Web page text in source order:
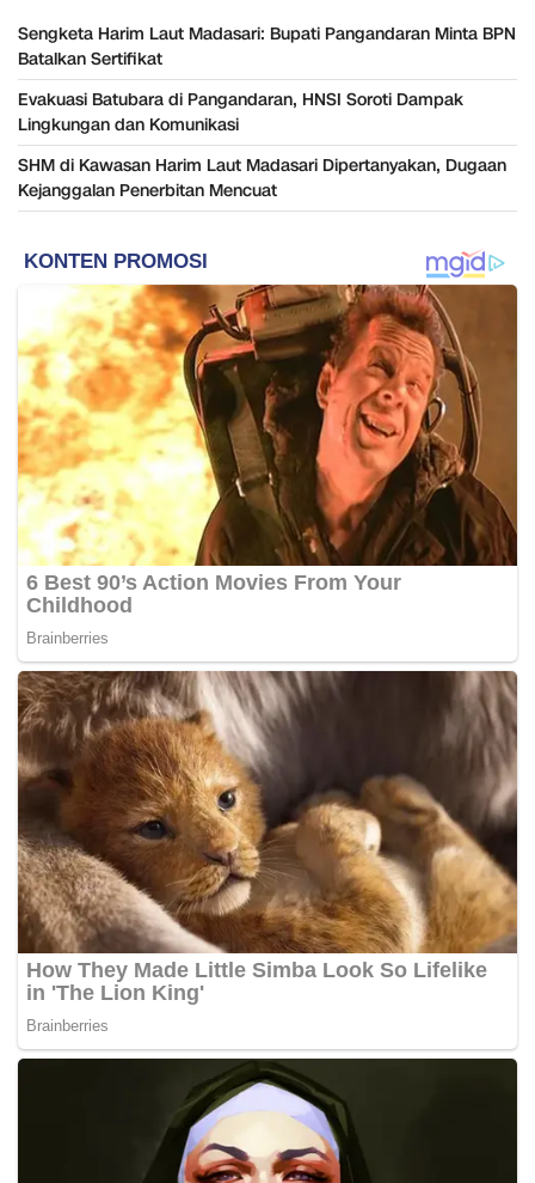
Sengketa Harim Laut Madasari: Bupati Pangandaran Minta BPN
Batalkan Sertifikat
Evakuasi Batubara di Pangandaran, HNSI Soroti Dampak
Lingkungan dan Komunikasi
SHM di Kawasan Harim Laut Madasari Dipertanyakan, Dugaan
Kejanggalan Penerbitan Mencuat